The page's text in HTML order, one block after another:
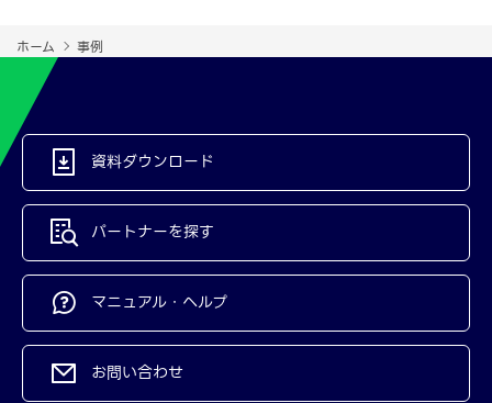
ホーム 事例
資料ダウンロード
パートナーを探す
マニュアル・ヘルプ
お問い合わせ